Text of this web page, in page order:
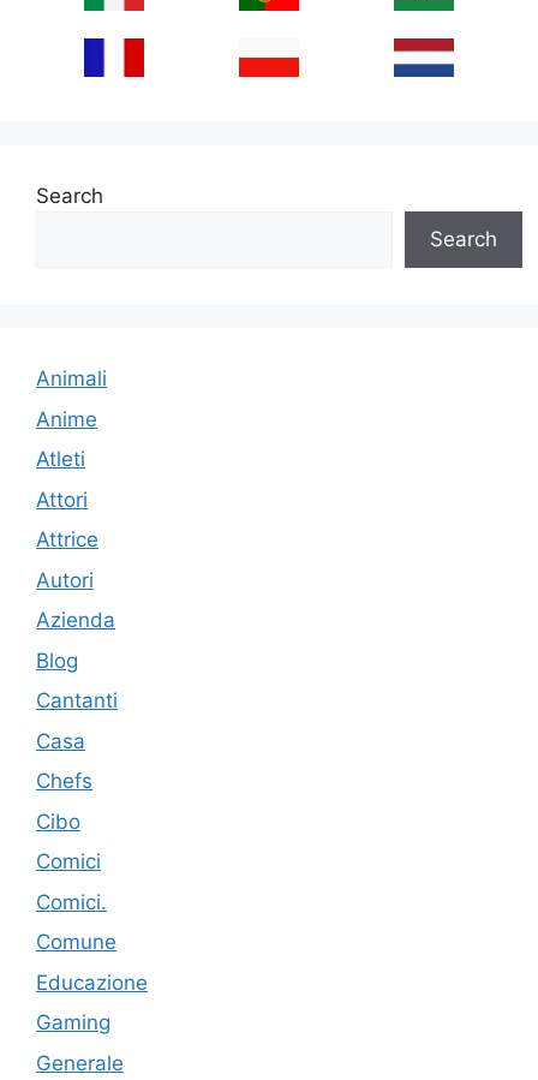
Search
Search
Animali
Anime
Atleti
Attori
Attrice
Autori
Azienda
Blog
Cantanti
Casa
Chefs
Cibo
Comici
Comici.
Comune
Educazione
Gaming
Generale